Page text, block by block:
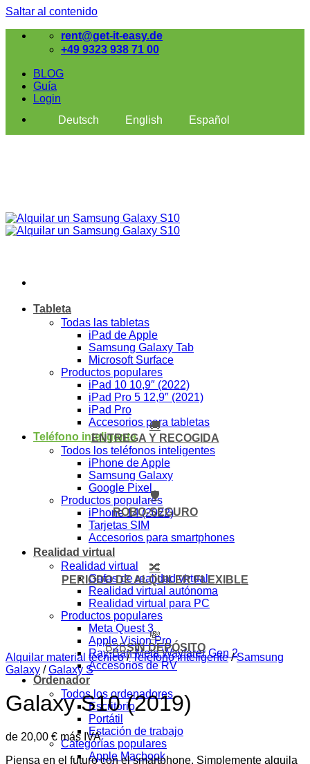
Saltar al contenido
rent@get-it-easy.de
+49 9323 938 71 00
BLOG
Guía
Login
Deutsch
English Español
Tableta
Todas las tabletas
iPad de Apple
Samsung Galaxy Tab
Microsoft Surface
Productos populares
iPad 10 10,9″ (2022)
iPad Pro 5 12,9″ (2021)
iPad Pro
Accesorios para tabletas
Teléfono inteligente
Todos los teléfonos inteligentes
iPhone de Apple
Samsung Galaxy
Google Pixel
Productos populares
iPhone 14 (2022)
Tarjetas SIM
Accesorios para smartphones
Realidad virtual
Realidad virtual
Gafas de realidad virtual
Realidad virtual autónoma
Realidad virtual para PC
Productos populares
Meta Quest 3
Apple Vision Pro
Ray-Ban Meta Wayfarer Gen 2
Accesorios de RV
Ordenador
Todos los ordenadores
Escritorio
Portátil
Estación de trabajo
Categorías populares
Apple Macbook
🚚
ENTREGA Y RECOGIDA
🛡️
ROBO-SEGURO
🔀
PERIODO DE ALQUILER FLEXIBLE
💸
B2BSIN DEPÓSITO
Alquilar material técnico / Teléfono inteligente / Samsung
Galaxy / Galaxy S
Galaxy S10 (2019)
de 20,00 € más IVA
Piensa en el futuro con el smartphone. Simplemente alquila